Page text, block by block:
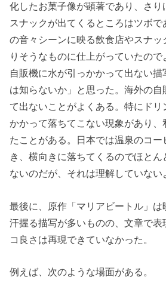
化したお菓子像が顕著であり、さり
スナックが出てくるところはツボ
の音々シーンに映る飲食店やスナッ
りそうなものに仕上がっていたので
自販機に水が引っかかって出ない描
は知らないか」と思った。海外の自
て出ないことがよくある。特にドリ
かかって落ちてこない現象があり、
たことがある。日本では温泉のコー
き、横向きに落ちてくるのでほと
ないのだが、それは理解していない
最後に、原作「マリアビートル」
汗握る描写が多いものの、文章で表
コ良さは再現できていなかった。
例えば、次のような場面がある。